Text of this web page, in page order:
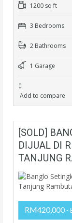
1200 sq ft
3 Bedrooms
2 Bathrooms
1 Garage
Add to compare
[SOLD]
DIJUAL DI
TANJUNG
RM420,000 -